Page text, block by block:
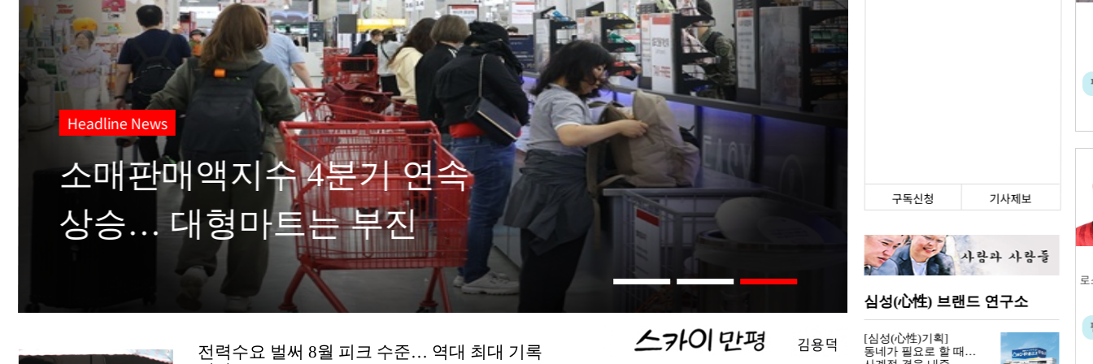
Headline News
삼성전자·하이닉스, 3분기
영업이익 200조원 간다
전력수요 벌써 8월 피크 수준… 역대 최대 기록
구독신청 기사제보
심성(心性) 브랜드 연구소
[심성(心性)기획]
동네가 필요로 할 때…